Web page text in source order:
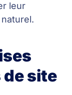
leur
de site